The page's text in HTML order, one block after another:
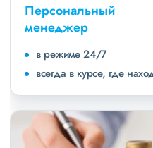
Персональный
менеджер
в режиме 24/7
всегда в курсе, где